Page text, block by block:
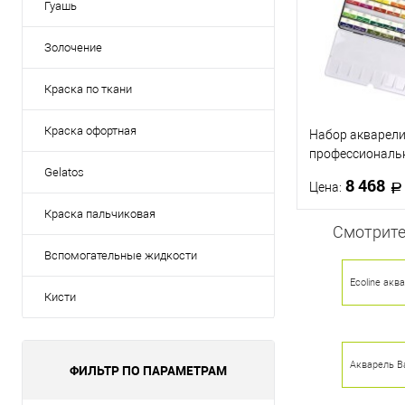
Гуашь
Золочение
Краска по ткани
Краска офортная
Gelatos
Краска пальчиковая
Вспомогательные жидкости
Кисти
ФИЛЬТР ПО ПАРАМЕТРАМ
Набор акварели
цвета
Цена: 8 468
В
Купить в 1
Ecoline
Акварель